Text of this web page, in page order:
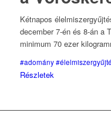
Kétnapos
december 7-én és 8-án a
minimum 70 ezer
#adomány
Részletek